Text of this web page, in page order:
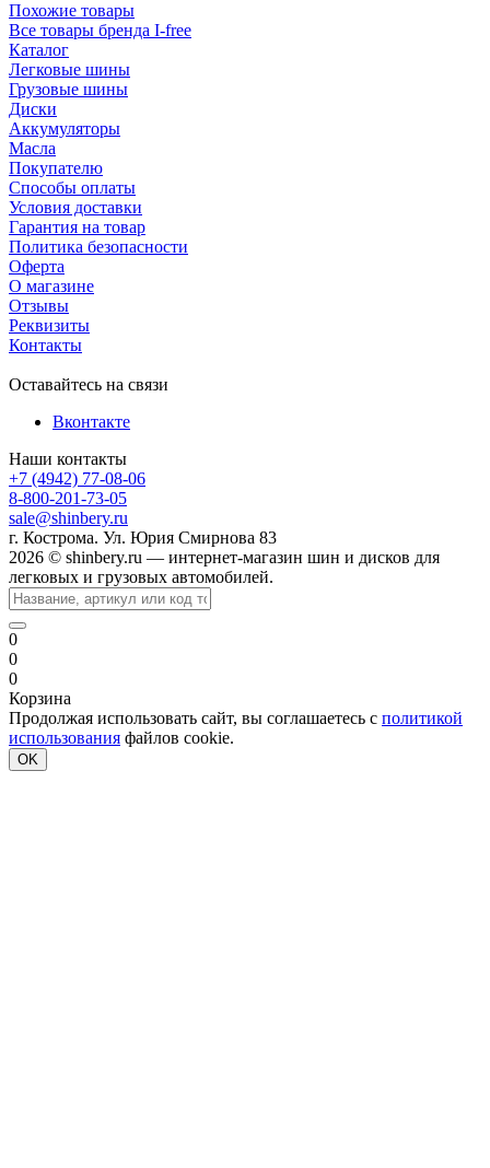
Похожие товары
Все товары бренда I-free
Каталог
Легковые шины
Грузовые шины
Диски
Аккумуляторы
Масла
Покупателю
Способы оплаты
Условия доставки
Гарантия на товар
Политика безопасности
Оферта
О магазине
Отзывы
Реквизиты
Контакты
Оставайтесь на связи
Вконтакте
Наши контакты
+7 (4942) 77-08-06
8-800-201-73-05
sale@shinbery.ru
г. Кострома. Ул. Юрия Смирнова 83
2026 © shinbery.ru — интернет-магазин шин и дисков для
легковых и грузовых автомобилей.
0
0
0
Корзина
Продолжая использовать сайт, вы соглашаетесь с политикой
использования файлов cookie.
OK